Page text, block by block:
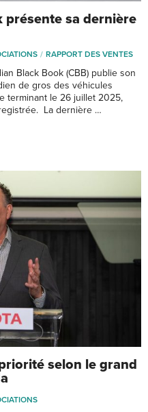
présente sa dernière
RAPPORT DES VENTES
Black Book (CBB) publie son
de gros des véhicules
terminant le 26 juillet 2025,
La dernière …
selon le grand